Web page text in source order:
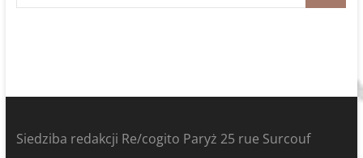
Siedziba redakcji Re/cogito Paryż 25 rue Surcouf